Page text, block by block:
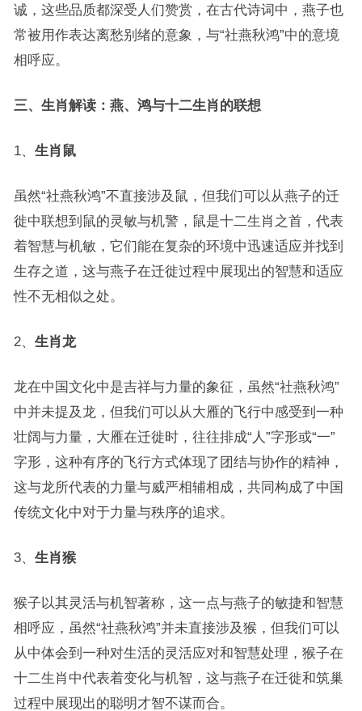
诚，这些品质都深受人们赞赏，在古代诗词中，燕子也
常被用作表达离愁别绪的意象，与“社燕秋鸿”中的意境
相呼应。
三、生肖解读：燕、鸿与十二生肖的联想
1、 生肖鼠
虽然“社燕秋鸿”不直接涉及鼠，但我们可以从燕子的迁
徙中联想到鼠的灵敏与机警，鼠是十二生肖之首，代表
着智慧与机敏，它们能在复杂的环境中迅速适应并找到
生存之道，这与燕子在迁徙过程中展现出的智慧和适应
性不无相似之处。
2、 生肖龙
龙在中国文化中是吉祥与力量的象征，虽然“社燕秋鸿”
中并未提及龙，但我们可以从大雁的飞行中感受到一种
壮阔与力量，大雁在迁徙时，往往排成“人”字形或“一”
字形，这种有序的飞行方式体现了团结与协作的精神，
这与龙所代表的力量与威严相辅相成，共同构成了中国
传统文化中对于力量与秩序的追求。
3、 生肖猴
猴子以其灵活与机智著称，这一点与燕子的敏捷和智慧
相呼应，虽然“社燕秋鸿”并未直接涉及猴，但我们可以
从中体会到一种对生活的灵活应对和智慧处理，猴子在
十二生肖中代表着变化与机智，这与燕子在迁徙和筑巢
过程中展现出的聪明才智不谋而合。